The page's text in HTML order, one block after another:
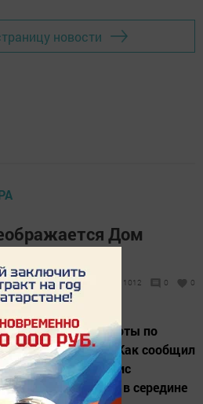
новости
Дом
10:38 1012 0 0
стадию вышли работы по
Дома культуры. Как сообщил
глава района Ранис
планируется в середине